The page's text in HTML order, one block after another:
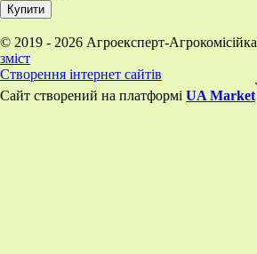
© 2019 - 2026 Агроексперт-Агрокомісійка
зміст
Створення інтернет сайтів
Сайт створений на платформі UA Market